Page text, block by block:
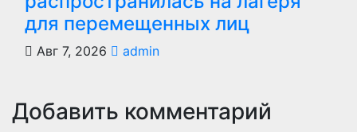
для перемещенных лиц
Авг 7, 2026 admin
Добавить комментарий